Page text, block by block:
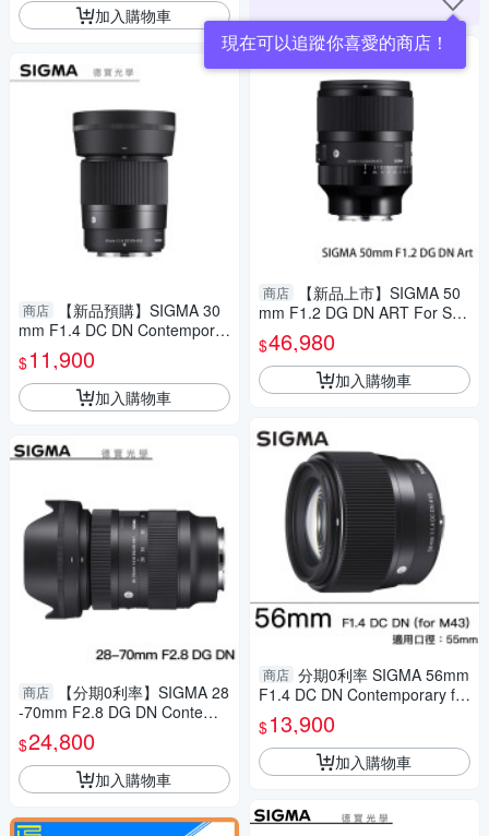
加入購物車
商店
【新品預購】SIGMA 30
mm F1.4 DC DN Contemporar
y for Nikon Z mount 恆伸公司
貨 免運 定焦 大光圈 雲海季
$11,900
加入購物車
商店
【分期0利率】SIGMA 28
-70mm F2.8 DG DN Contemp
orary For SONY E mount 恆伸
公司貨 德寶光學 變焦鏡 大光圈
$24,800
加入購物車
現在可以追蹤你喜愛的商店！
商店
【新品上市】SIGMA 50
mm F1.2 DG DN ART For Son
y E mount 恆伸公司貨 德寶光
學 定焦 大光圈 人像
$46,980
加入購物車
商店 分期0利率 SIGMA 56mm
F1.4 DC DN Contemporary for
M43接環 恆伸公司貨 微單眼 人
像街拍 德寶光學
$13,900
加入購物車